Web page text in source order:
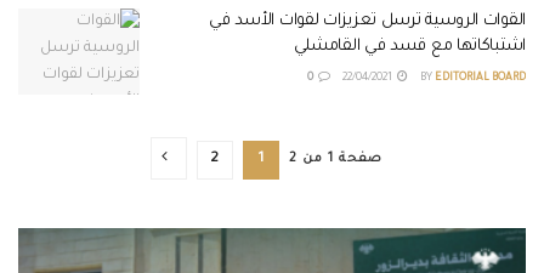
القوات الروسية ترسل تعزيزات لقوات الأسد في
اشتباكاتها مع قسد في القامشلي
BY EDITORIAL BOARD
صفحة 1 من 2 1
2